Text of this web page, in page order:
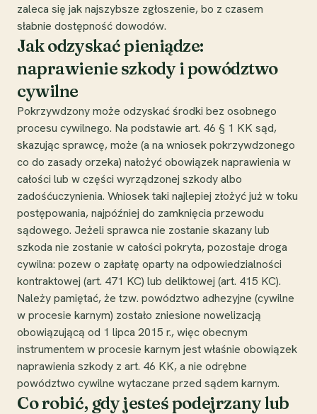
zaleca się jak najszybsze zgłoszenie, bo z czasem
słabnie dostępność dowodów.
Jak odzyskać pieniądze:
naprawienie szkody i powództwo
cywilne
Pokrzywdzony może odzyskać środki bez osobnego
procesu cywilnego. Na podstawie art. 46 § 1 KK sąd,
skazując sprawcę, może (a na wniosek pokrzywdzonego
co do zasady orzeka) nałożyć obowiązek naprawienia w
całości lub w części wyrządzonej szkody albo
zadośćuczynienia. Wniosek taki najlepiej złożyć już w toku
postępowania, najpóźniej do zamknięcia przewodu
sądowego. Jeżeli sprawca nie zostanie skazany lub
szkoda nie zostanie w całości pokryta, pozostaje droga
cywilna: pozew o zapłatę oparty na odpowiedzialności
kontraktowej (art. 471 KC) lub deliktowej (art. 415 KC).
Należy pamiętać, że tzw. powództwo adhezyjne (cywilne
w procesie karnym) zostało zniesione nowelizacją
obowiązującą od 1 lipca 2015 r., więc obecnym
instrumentem w procesie karnym jest właśnie obowiązek
naprawienia szkody z art. 46 KK, a nie odrębne
powództwo cywilne wytaczane przed sądem karnym.
Co robić, gdy jesteś podejrzany lub